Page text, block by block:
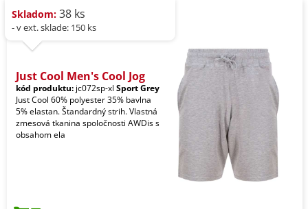
Skladom: 38 ks
- v ext. sklade: 150 ks
Just Cool Men's Cool Jog
kód produktu: jc072sp-xl Sport Grey
Just Cool 60% polyester 35% bavlna
5% elastan. Štandardný strih. Vlastná
zmesová tkanina spoločnosti AWDis s
obsahom ela